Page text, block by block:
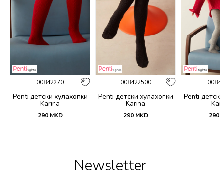
00842270
Penti детски хулахопки
Karina
290 MKD
008422500
Penti детски хулахопки
Karina
290 MKD
Penti
290
Newsletter